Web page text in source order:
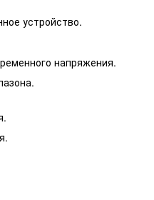
устройство.
напряжения.